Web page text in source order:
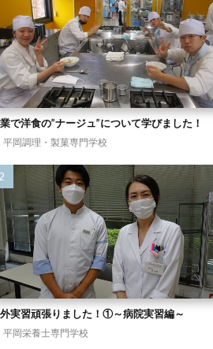
で洋食の”ナージュ”について学びました！
平岡調理・製菓専門学校
実習頑張りました！①～病院実習編～
平岡栄養士専門学校